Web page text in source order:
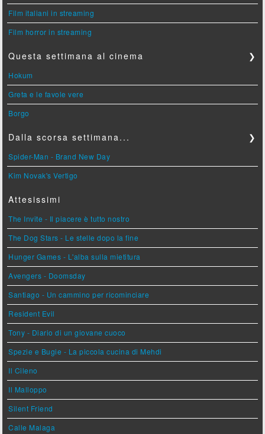
Film italiani in streaming
Film horror in streaming
Questa settimana al cinema ❯
Hokum
Greta e le favole vere
Borgo
Dalla scorsa settimana... ❯
Spider-Man - Brand New Day
Kim Novak's Vertigo
Attesissimi
The Invite - Il piacere è tutto nostro
The Dog Stars - Le stelle dopo la fine
Hunger Games - L'alba sulla mietitura
Avengers - Doomsday
Santiago - Un cammino per ricominciare
Resident Evil
Tony - Diario di un giovane cuoco
Spezie e Bugie - La piccola cucina di Mehdi
Il Cileno
Il Malloppo
Silent Friend
Calle Malaga